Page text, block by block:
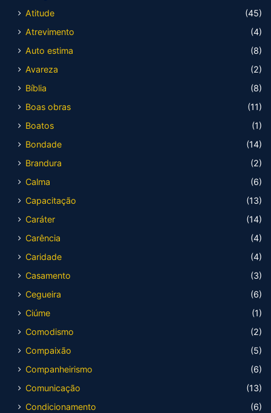
Atitude
(45)
Atrevimento
(4)
Auto estima
(8)
Avareza
(2)
Bíblia
(8)
Boas obras
(11)
Boatos
(1)
Bondade
(14)
Brandura
(2)
Calma
(6)
Capacitação
(13)
Caráter
(14)
Carência
(4)
Caridade
(4)
Casamento
(3)
Cegueira
(6)
Ciúme
(1)
Comodismo
(2)
Compaixão
(5)
Companheirismo
(6)
Comunicação
(13)
Condicionamento
(6)